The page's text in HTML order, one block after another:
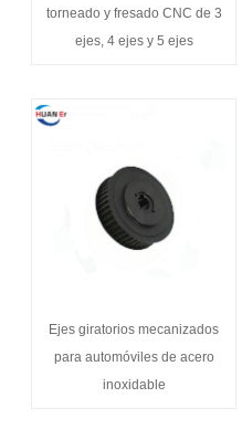
torneado y fresado CNC de 3
ejes, 4 ejes y 5 ejes
Ejes giratorios mecanizados
para automóviles de acero
inoxidable